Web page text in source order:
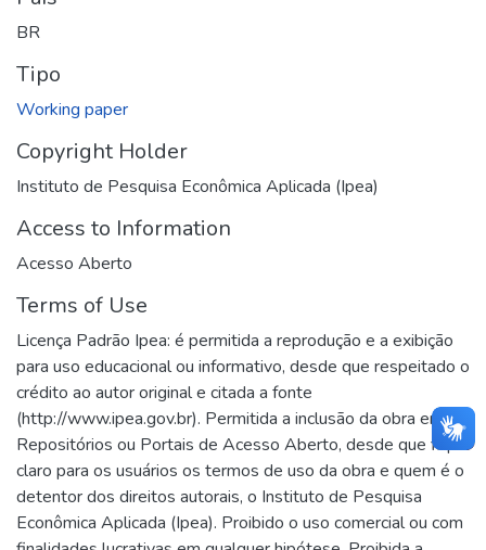
BR
Tipo
Working paper
Copyright Holder
Instituto de Pesquisa Econômica Aplicada (Ipea)
Access to Information
Acesso Aberto
Terms of Use
Licença Padrão Ipea: é permitida a reprodução e a exibição
para uso educacional ou informativo, desde que respeitado o
crédito ao autor original e citada a fonte
(http://www.ipea.gov.br). Permitida a inclusão da obra em
Repositórios ou Portais de Acesso Aberto, desde que fique
claro para os usuários os termos de uso da obra e quem é o
detentor dos direitos autorais, o Instituto de Pesquisa
Econômica Aplicada (Ipea). Proibido o uso comercial ou com